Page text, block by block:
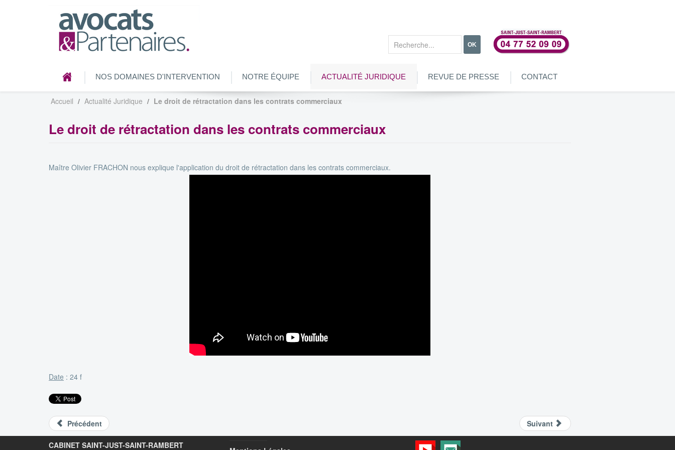
OK
NOS DOMAINES D'INTERVENTION NOTRE ÉQUIPE ACTUALITÉ JURIDIQUE REVUE DE PRESSE CONTACT
Accueil Actualité Juridique Le droit de rétractation dans les contrats commerciaux
Le droit de rétractation dans les contrats commerciaux
Maître Olivier FRACHON nous explique l'application du droit de rétractation dans les contrats commerciaux.
Date : 24 f
Précédent Suivant
CABINET SAINT-JUST-SAINT-RAMBERT